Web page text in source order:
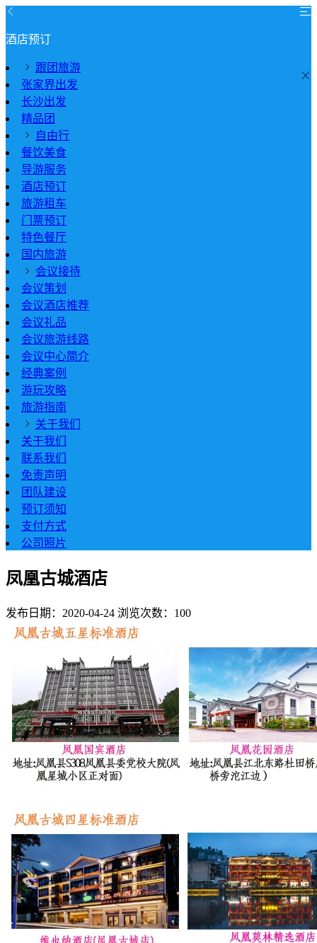
酒店预订
跟团旅游
张家界出发
长沙出发
精品团
自由行
餐饮美食
导游服务
酒店预订
旅游租车
门票预订
特色餐厅
国内旅游
会议接待
会议策划
会议酒店推荐
会议礼品
会议旅游线路
会议中心简介
经典案例
游玩攻略
旅游指南
关于我们
关于我们
联系我们
免责声明
团队建设
预订须知
支付方式
公司照片
凤凰古城酒店
发布日期：2020-04-24 浏览次数：100